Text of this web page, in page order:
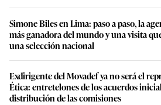
Simone Biles en Lima: paso a paso, la
más ganadora del mundo y una visita
una selección nacional
Exdirigente del Movadef ya no será el
Ética: entretelones de los acuerdos
distribución de las comisiones